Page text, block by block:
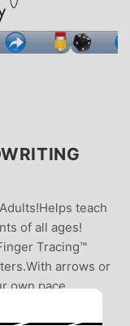
teach
of all ages!
Tracing™
arrows or
own pace,
the Hangul